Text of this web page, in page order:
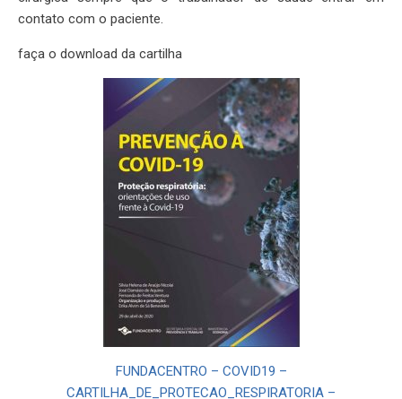
contato com o paciente.
faça o download da cartilha
FUNDACENTRO – COVID19 –
CARTILHA_DE_PROTECAO_RESPIRATORIA –